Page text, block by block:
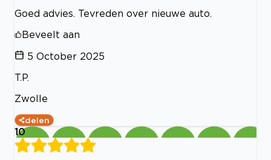
Goed advies. Tevreden over nieuwe auto.
Beveelt aan
5 October 2025
T.P.
Zwolle
delen
10